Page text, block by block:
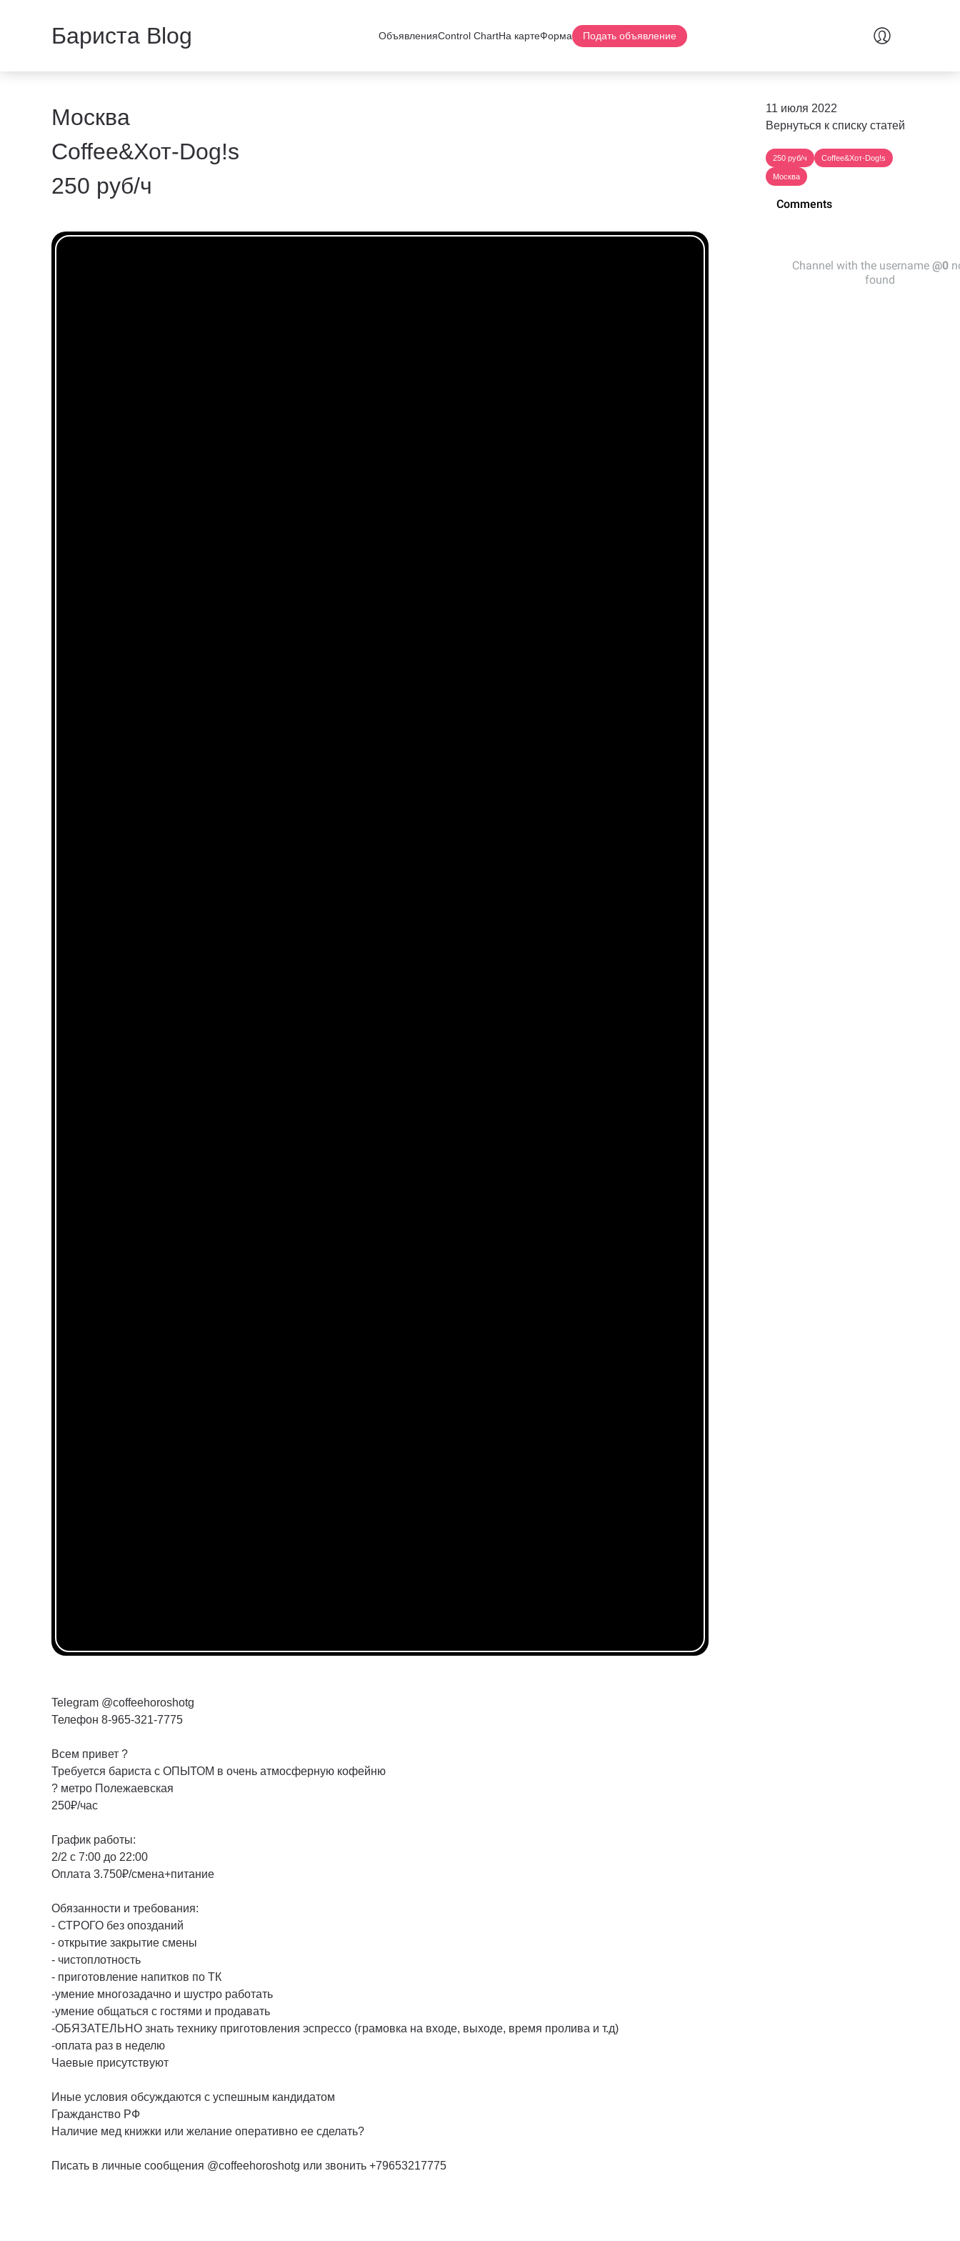
Бариста Blog ОбъявленияControl ChartНа картеФорма Подать объявление
Москва
Coffee&Хот-Dog!s
250 руб/ч
Telegram @coffeehoroshotg
Телефон 8-965-321-7775
Всем привет ?
Требуется бариста с ОПЫТОМ в очень атмосферную кофейню
? метро Полежаевская
250₽/час
График работы:
2/2 с 7:00 до 22:00
Оплата 3.750₽/смена+питание
Обязанности и требования:
- СТРОГО без опозданий
- открытие закрытие смены
- чистоплотность
- приготовление напитков по ТК
-умение многозадачно и шустро работать
-умение общаться с гостями и продавать
-ОБЯЗАТЕЛЬНО знать технику приготовления эспрессо (грамовка на входе, выходе, время пролива и т.д)
-оплата раз в неделю
Чаевые присутствуют
Иные условия обсуждаются с успешным кандидатом
Гражданство РФ
Наличие мед книжки или желание оперативно ее сделать?
Писать в личные сообщения @coffeehoroshotg или звонить +79653217775
11 июля 2022
Вернуться к списку статей
250 руб/ч Coffee&Хот-Dog!s
Москва